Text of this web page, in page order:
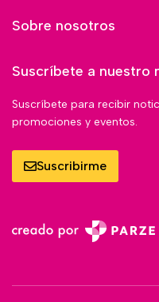
Sobre nosotros
Suscríbete a nuestro
Suscríbete para recibir
promociones y eventos.
Suscribirme